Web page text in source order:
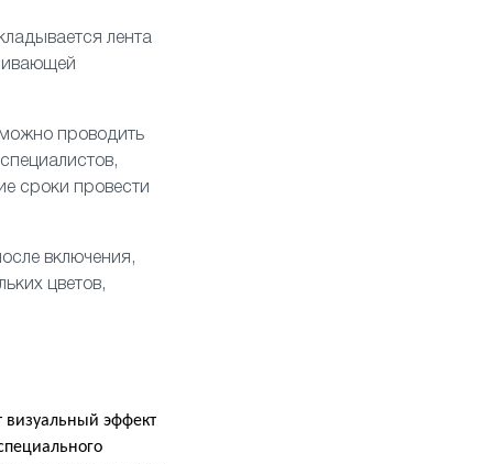
лента
проводить
сроки провести
включения,
цветов,
визуальный эффект